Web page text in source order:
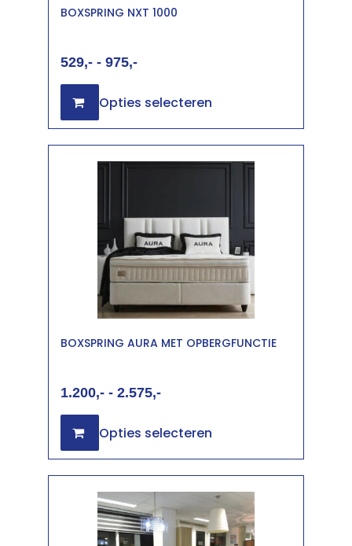
BOXSPRING NXT 1000
529 - 975
Opties selecteren
BOXSPRING AURA MET OPBERGFUNCTIE
1.200 - 2.575
Opties selecteren